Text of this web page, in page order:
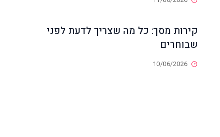
קירות מסך: כל מה שצריך לדעת לפני
שבוחרים
10/06/2026